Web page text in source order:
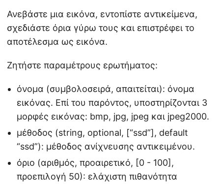
Ανεβάστε μια εικόνα, εντοπίστε αντικείμενα,
σχεδιάστε όρια γύρω τους και επιστρέφει το
αποτέλεσμα ως εικόνα.
Ζητήστε παραμέτρους ερωτήματος:
όνομα (συμβολοσειρά, απαιτείται): όνομα
εικόνας. Επί του παρόντος, υποστηρίζονται 3
μορφές εικόνας: bmp, jpg, jpeg και jpeg2000.
μέθοδος (string, optional, [“ssd”], default
“ssd”): μέθοδος ανίχνευσης αντικειμένου.
όριο (αριθμός, προαιρετικό, [0 - 100],
προεπιλογή 50): ελάχιστη πιθανότητα